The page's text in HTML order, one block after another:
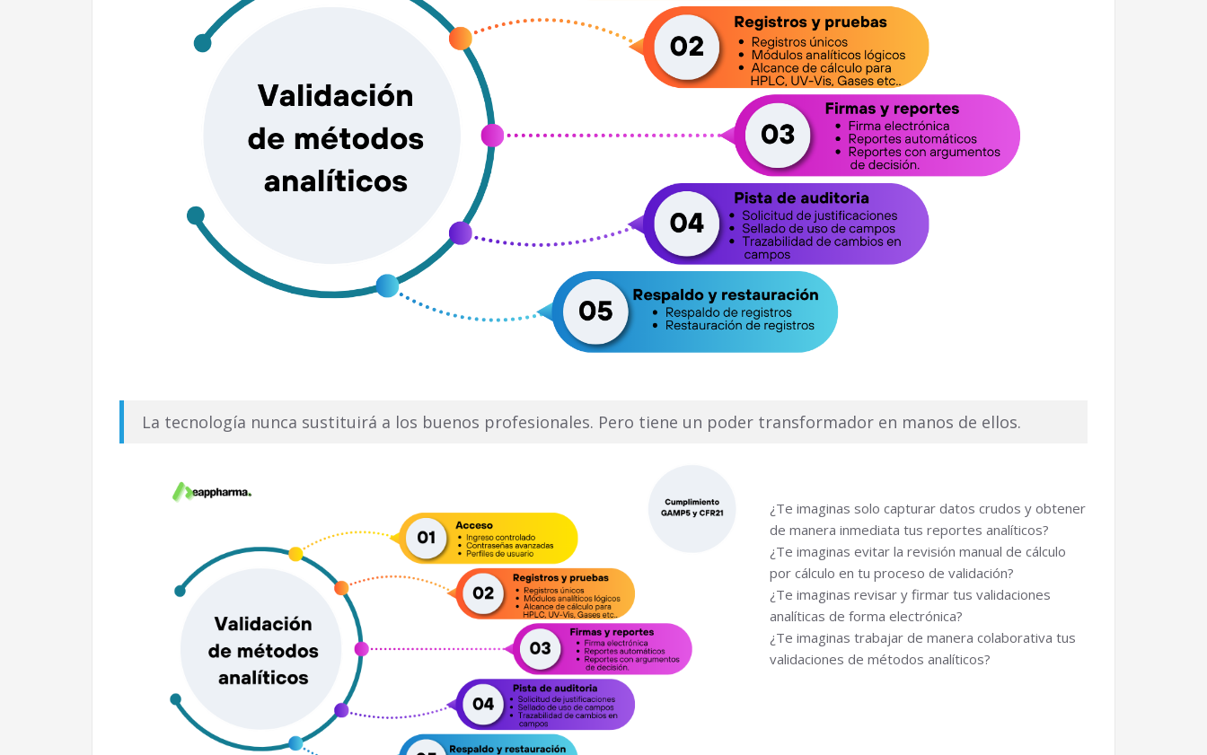
La tecnología nunca sustituirá a los buenos profesionales. Pero tiene un poder transformador en manos de ellos.
¿Te imaginas solo capturar datos crudos y obtener
de manera inmediata tus reportes analíticos?
¿Te imaginas evitar la revisión manual de cálculo
por cálculo en tu proceso de validación?
¿Te imaginas revisar y firmar tus validaciones
analíticas de forma electrónica?
¿Te imaginas trabajar de manera colaborativa tus
validaciones de métodos analíticos?